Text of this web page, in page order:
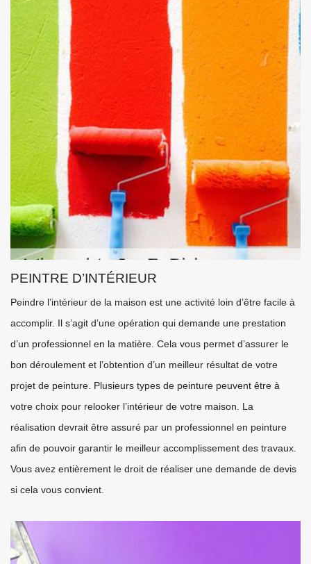
PEINTRE D’INTÉRIEUR
Peindre l’intérieur de la maison est une activité loin d’être facile à
accomplir. Il s’agit d’une opération qui demande une prestation
d’un professionnel en la matière. Cela vous permet d’assurer le
bon déroulement et l’obtention d’un meilleur résultat de votre
projet de peinture. Plusieurs types de peinture peuvent être à
votre choix pour relooker l’intérieur de votre maison. La
réalisation devrait être assuré par un professionnel en peinture
afin de pouvoir garantir le meilleur accomplissement des travaux.
Vous avez entièrement le droit de réaliser une demande de devis
si cela vous convient.